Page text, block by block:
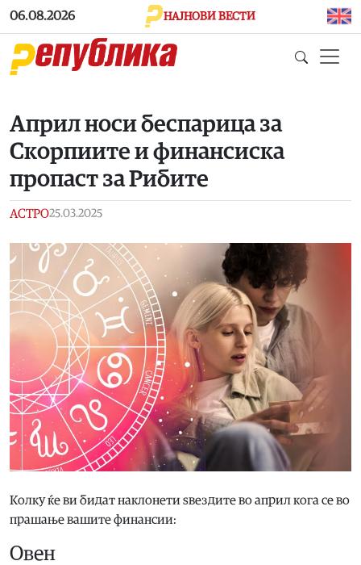
Skip to main content
06.08.2026 НАЈНОВИ ВЕСТИ
Април носи беспарица за
Скорпиите и финансиска
пропаст за Рибите
АСТРО25.03.2025
Колку ќе ви бидат наклонети ѕвездите во април кога се во
прашање вашите финансии:
Овен